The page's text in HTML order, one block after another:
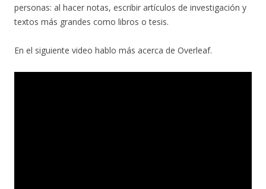
personas: al hacer notas, escribir artículos de investigación y
textos más grandes como libros o tesis.
En el siguiente video hablo más acerca de Overleaf.